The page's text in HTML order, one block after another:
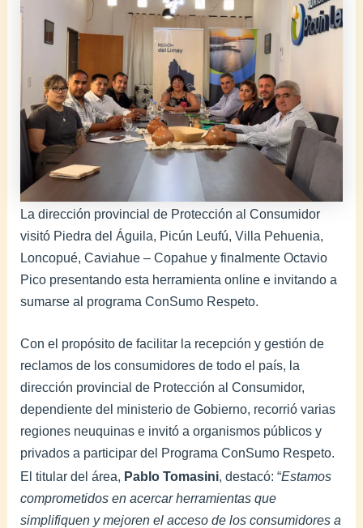
La dirección provincial de Protección al Consumidor
visitó Piedra del Águila, Picún Leufú, Villa Pehuenia,
Loncopué, Caviahue – Copahue y finalmente Octavio
Pico presentando esta herramienta online e invitando a
sumarse al programa ConSumo Respeto.
Con el propósito de facilitar la recepción y gestión de
reclamos de los consumidores de todo el país, la
dirección provincial de Protección al Consumidor,
dependiente del ministerio de Gobierno, recorrió varias
regiones neuquinas e invitó a organismos públicos y
privados a participar del Programa ConSumo Respeto.
El titular del área, Pablo Tomasini, destacó: “Estamos
comprometidos en acercar herramientas que
simplifiquen y mejoren el acceso de los consumidores a